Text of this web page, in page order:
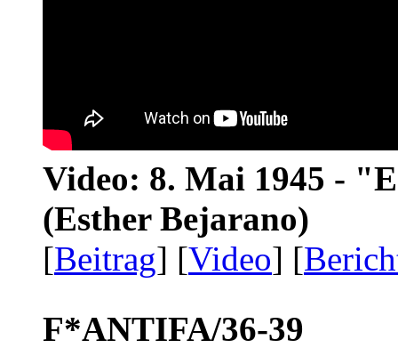
Video: 8. Mai 1945 -
(Esther Bejarano)
[Beitrag] [Video] [
F*ANTIFA/36-39